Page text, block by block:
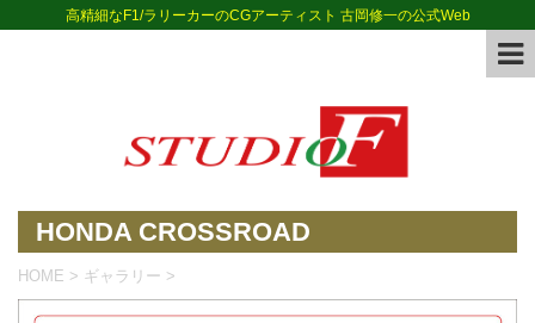
高精細なF1/ラリーカーのCGアーティスト 古岡修一の公式Web
HONDA CROSSROAD
HOME > ギャラリー >